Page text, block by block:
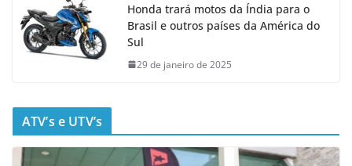
Honda trará motos da Índia para o
Brasil e outros países da América do
Sul
29 de janeiro de 2025
ATV’s e UTV’s